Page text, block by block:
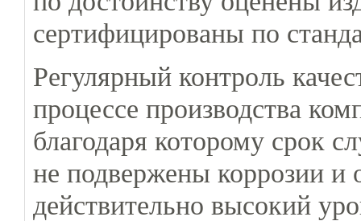
сертифицированы по
Регулярный контроль
процессе производства
благодаря которому срок
не подвержены коррозии
действительно высокий